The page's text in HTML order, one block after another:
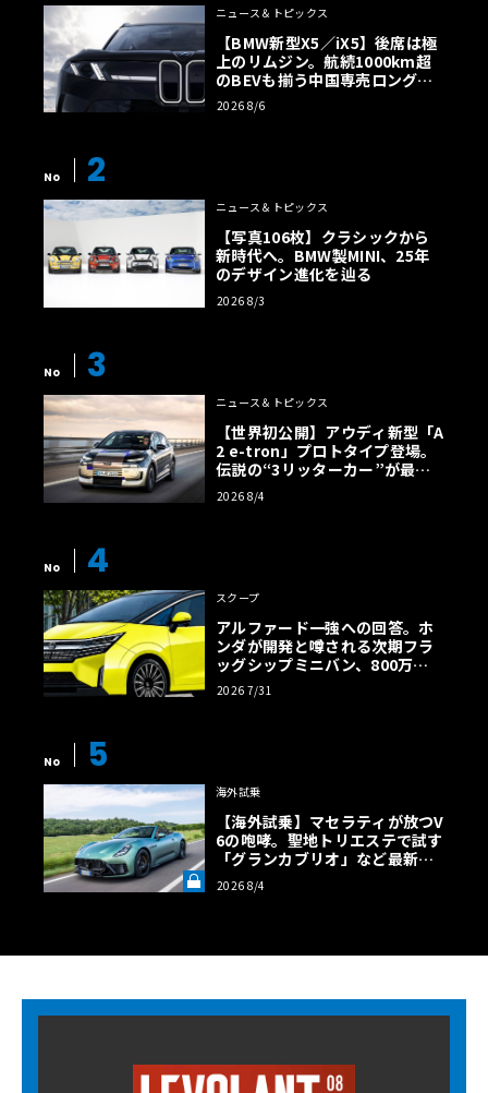
ニュース＆トピックス
【BMW新型X5／iX5】後席は極
上のリムジン。航続1000km超
のBEVも揃う中国専売ロング仕
様の全貌
2026 8/6
No 2
ニュース＆トピックス
【写真106枚】クラシックから
新時代へ。BMW製MINI、25年
のデザイン進化を辿る
2026 8/3
No 3
ニュース＆トピックス
【世界初公開】アウディ新型「A
2 e-tron」プロトタイプ登場。
伝説の“3リッターカー”が最高
効率エントリーBEVとして復活
【画像38枚】
2026 8/4
No 4
スクープ
アルファード一強への回答。ホ
ンダが開発と噂される次期フラ
ッグシップミニバン、800万円
超の勝算【予想CG】
2026 7/31
No 5
海外試乗
【海外試乗】マセラティが放つV
6の咆哮。聖地トリエステで試す
「グランカブリオ」など最新ト
ロフェオ3台の官能評価《LE VO
LANT LAB》
2026 8/4